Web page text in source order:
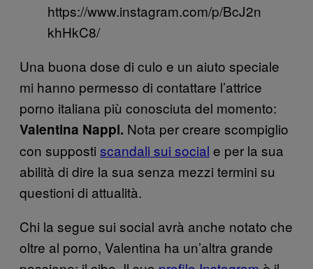
https://www.instagram.com/p/BcJ2n
khHkC8/
Una buona dose di culo e un aiuto speciale
mi hanno permesso di contattare l’attrice
porno italiana più conosciuta del momento:
Valentina Nappi. Nota per creare scompiglio
con supposti scandali sui social e per la sua
abilità di dire la sua senza mezzi termini su
questioni di attualità.
Chi la segue sui social avrà anche notato che
oltre al porno, Valentina ha un’altra grande